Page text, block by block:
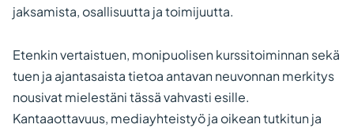
jaksamista, osallisuutta ja toimijuutta.
Etenkin vertaistuen, monipuolisen kurssitoiminnan sekä
tuen ja ajantasaista tietoa antavan neuvonnan merkitys
nousivat mielestäni tässä vahvasti esille.
Kantaaottavuus, mediayhteistyö ja oikean tutkitun ja